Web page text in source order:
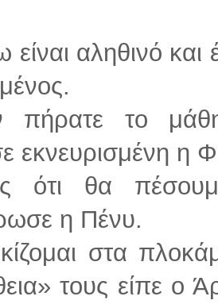
αληθινό και
πήρατε το
εκνευρισμένη η
ότι θα
η Πένυ.
στα
τους είπε ο